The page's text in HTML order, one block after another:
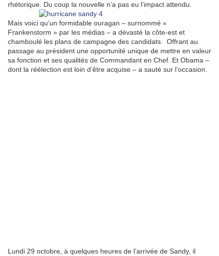
rhétorique. Du coup la nouvelle n’a pas eu l’impact attendu.
Mais voici qu’un formidable ouragan – surnommé «
Frankenstorm » par les médias – a dévasté la côte-est et
chamboulé les plans de campagne des candidats. Offrant au
passage au président une opportunité unique de mettre en valeur
sa fonction et ses qualités de Commandant en Chef. Et Obama –
dont la réélection est loin d’être acquise – a sauté sur l’occasion.
Lundi 29 octobre, à quelques heures de l’arrivée de Sandy, il